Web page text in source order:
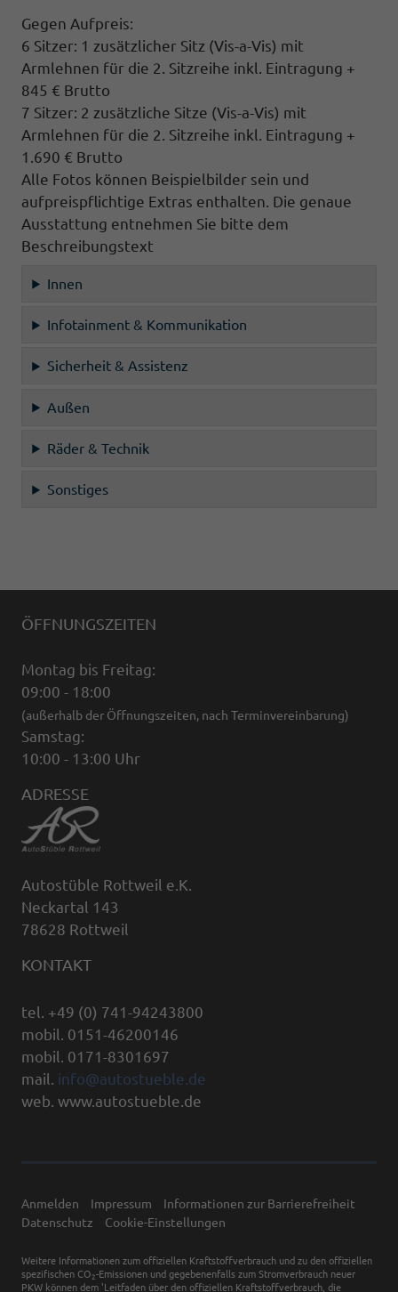
Gegen Aufpreis:
6 Sitzer: 1 zusätzlicher Sitz (Vis-a-Vis) mit
Armlehnen für die 2. Sitzreihe inkl. Eintragung +
845 € Brutto
7 Sitzer: 2 zusätzliche Sitze (Vis-a-Vis) mit
Armlehnen für die 2. Sitzreihe inkl. Eintragung +
1.690 € Brutto
Alle Fotos können Beispielbilder sein und
aufpreispflichtige Extras enthalten. Die genaue
Ausstattung entnehmen Sie bitte dem
Beschreibungstext
Innen
Infotainment & Kommunikation
Sicherheit & Assistenz
Außen
Räder & Technik
Sonstiges
ÖFFNUNGSZEITEN
Montag bis Freitag:
09:00 - 18:00
(außerhalb der Öffnungszeiten, nach Terminvereinbarung)
Samstag:
10:00 - 13:00 Uhr
ADRESSE
Autostüble Rottweil e.K.
Neckartal 143
78628 Rottweil
KONTAKT
tel. +49 (0) 741-94243800
mobil. 0151-46200146
mobil. 0171-8301697
mail. info@autostueble.de
web. www.autostueble.de
Anmelden Impressum
Informationen zur Barrierefreiheit
Datenschutz
Cookie-Einstellungen
Weitere Informationen zum offiziellen Kraftstoffverbrauch und zu den offiziellen
spezifischen CO 2-Emissionen und gegebenenfalls zum Stromverbrauch neuer
PKW können dem 'Leitfaden über den offiziellen Kraftstoffverbrauch, die